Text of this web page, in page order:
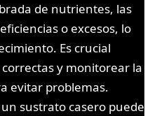
de nutrientes, las
o excesos, lo
Es crucial
y monitorear la
evitar problemas.
sustrato casero puede